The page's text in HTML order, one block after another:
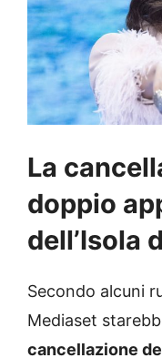
La
doppio
dell’Isola
Secondo alcuni
Mediaset
cancellazione